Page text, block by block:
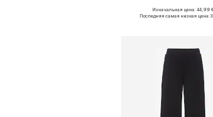
Изначальная цена: 44,99
Последняя самая низкая цена: